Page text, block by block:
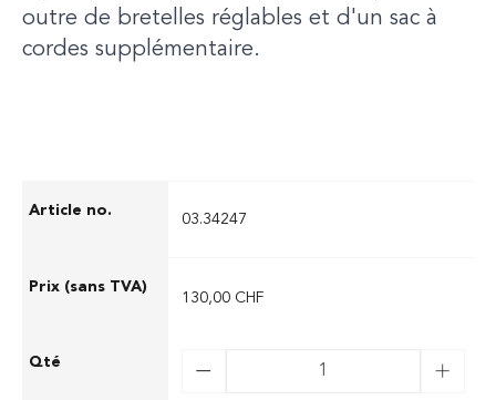
outre de bretelles réglables et d'un sac à
cordes supplémentaire.
03.34247
130,00 CHF